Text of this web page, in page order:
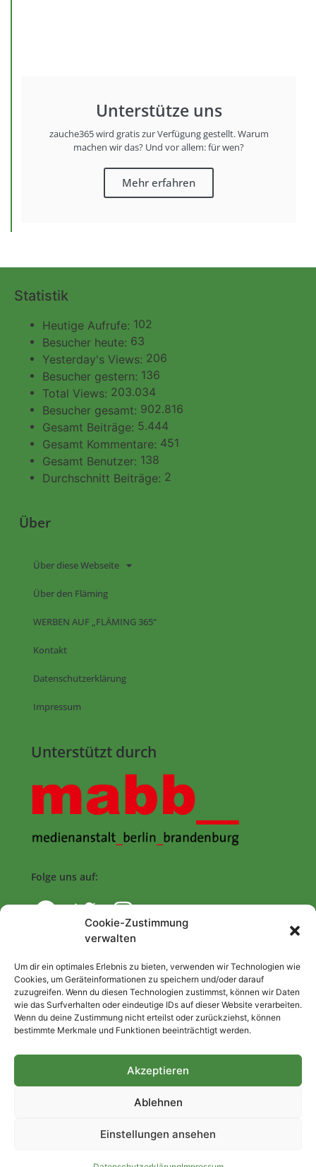
Cookie-Zustimmung
verwalten
Um dir ein optimales Erlebnis zu bieten, verwenden wir Technologien wie
Cookies, um Geräteinformationen zu speichern und/oder darauf
zuzugreifen. Wenn du diesen Technologien zustimmst, können wir Daten
wie das Surfverhalten oder eindeutige IDs auf dieser Website verarbeiten.
Wenn du deine Zustimmung nicht erteilst oder zurückziehst, können
bestimmte Merkmale und Funktionen beeinträchtigt werden.
Akzeptieren
Ablehnen
Einstellungen ansehen
Unterstütze uns
zauche365 wird gratis zur Verfügung gestellt. Warum
machen wir das? Und vor allem: für wen?
Mehr erfahren
Statistik
Heutige Aufrufe: 102
Besucher heute: 63
Yesterday's Views: 206
Besucher gestern: 136
Total Views: 203.034
Besucher gesamt: 902.816
Gesamt Beiträge: 5.444
Gesamt Kommentare: 451
Gesamt Benutzer: 138
Durchschnitt Beiträge: 2
Über
Über diese Webseite
Über den Fläming
WERBEN AUF „FLÄMING 365“
Kontakt
Datenschutzerklärung
Impressum
Unterstützt durch
Folge uns auf:
Start
Nutzungsbedingungen